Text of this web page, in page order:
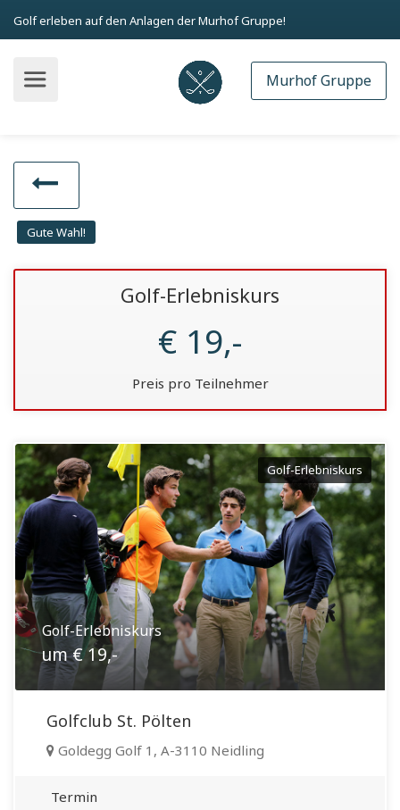
Golf erleben auf den Anlagen der Murhof Gruppe!
Murhof Gruppe
Gute Wahl!
Golf-Erlebniskurs
€ 19,-
Preis pro Teilnehmer
Golf-Erlebniskurs
Golf-Erlebniskurs
um € 19,-
Golfclub St. Pölten
Goldegg Golf 1, A-3110 Neidling
Termin